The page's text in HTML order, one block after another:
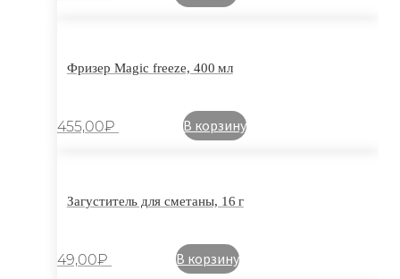
Фризер Magic freeze, 400 мл
455,00₽ В корзину
Загуститель для сметаны, 16 г
49,00₽ В корзину